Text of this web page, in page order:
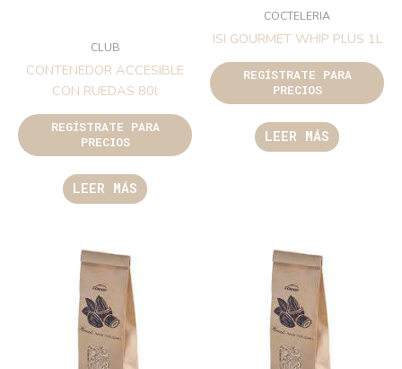
CLUB
CONTENEDOR ACCESIBLE
CON RUEDAS 80l
REGÍSTRATE PARA
PRECIOS
LEER MÁS
COCTELERIA
ISI GOURMET WHIP PLUS 1L
REGÍSTRATE PARA
PRECIOS
LEER MÁS